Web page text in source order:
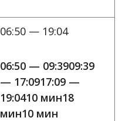
06:50 — 19:04
06:50 — 09:3909:39
— 17:0917:09 —
19:0410 мин18
мин10 мин